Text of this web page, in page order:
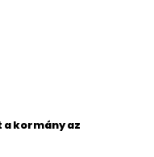
kormány az